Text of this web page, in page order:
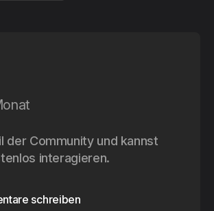
der Community und kannst
interagieren.
schreiben